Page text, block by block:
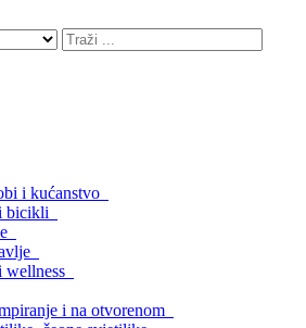
i kućanstvo
bicikli
wellness
i na otvorenom